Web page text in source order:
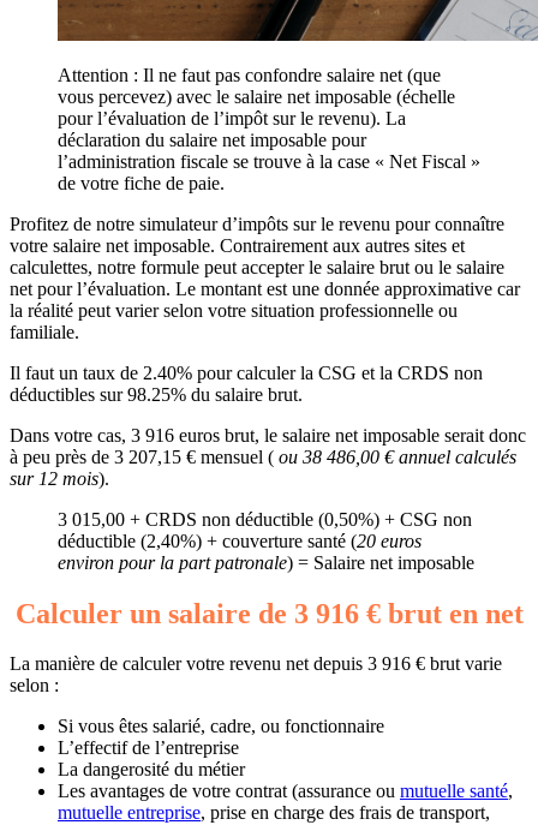
Attention : Il ne faut pas confondre salaire net (que
vous percevez) avec le salaire net imposable (échelle
pour l’évaluation de l’impôt sur le revenu). La
déclaration du salaire net imposable pour
l’administration fiscale se trouve à la case « Net Fiscal »
de votre fiche de paie.
Profitez de notre simulateur d’impôts sur le revenu pour connaître
votre salaire net imposable. Contrairement aux autres sites et
calculettes, notre formule peut accepter le salaire brut ou le salaire
net pour l’évaluation. Le montant est une donnée approximative car
la réalité peut varier selon votre situation professionnelle ou
familiale.
Il faut un taux de 2.40% pour calculer la CSG et la CRDS non
déductibles sur 98.25% du salaire brut.
Dans votre cas, 3 916 euros brut, le salaire net imposable serait donc
à peu près de 3 207,15 € mensuel ( ou 38 486,00 € annuel calculés
sur 12 mois).
3 015,00 + CRDS non déductible (0,50%) + CSG non
déductible (2,40%) + couverture santé (20 euros
environ pour la part patronale) = Salaire net imposable
Calculer un salaire de 3 916 € brut en net
La manière de calculer votre revenu net depuis 3 916 € brut varie
selon :
Si vous êtes salarié, cadre, ou fonctionnaire
L’effectif de l’entreprise
La dangerosité du métier
Les avantages de votre contrat (assurance ou mutuelle santé,
mutuelle entreprise, prise en charge des frais de transport,